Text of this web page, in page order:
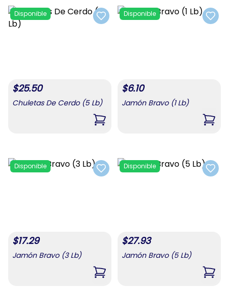
Add to favorites
Disponible
$25.50
Chuletas De Cerdo (5 Lb)
,Chuletas De Cerdo (5 Lb)
Add
Disponible
$6.10
Jamón Bravo (1 Lb)
,
Add to favorites
Disponible
$17.29
Jamón Bravo (3 Lb)
,Jamón Bravo (3 Lb)
Add
Disponible
$27.93
Jamón Bravo (5 Lb)
,